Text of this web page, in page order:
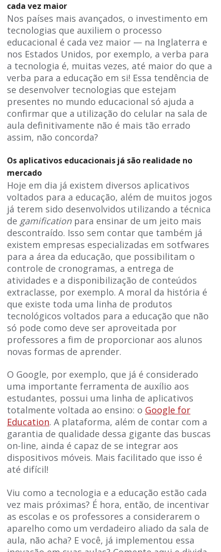
cada vez maior
Nos países mais avançados, o investimento em
tecnologias que auxiliem o processo
educacional é cada vez maior — na Inglaterra e
nos Estados Unidos, por exemplo, a verba para
a tecnologia é, muitas vezes, até maior do que a
verba para a educação em si! Essa tendência de
se desenvolver tecnologias que estejam
presentes no mundo educacional só ajuda a
confirmar que a utilização do celular na sala de
aula definitivamente não é mais tão errado
assim, não concorda?
Os aplicativos educacionais já são realidade no
mercado
Hoje em dia já existem diversos aplicativos
voltados para a educação, além de muitos jogos
já terem sido desenvolvidos utilizando a técnica
de gamificationpara ensinar de um jeito mais
descontraído. Isso sem contar que também já
existem empresas especializadas em sotfwares
para a área da educação, que possibilitam o
controle de cronogramas, a entrega de
atividades e a disponibilização de conteúdos
extraclasse, por exemplo. A moral da história é
que existe toda uma linha de produtos
tecnológicos voltados para a educação que não
só pode como deve ser aproveitada por
professores a fim de proporcionar aos alunos
novas formas de aprender.
O Google, por exemplo, que já é considerado
uma importante ferramenta de auxílio aos
estudantes, possui uma linha de aplicativos
totalmente voltada ao ensino: o Google for
Education. A plataforma, além de contar com a
garantia de qualidade dessa gigante das buscas
on-line, ainda é capaz de se integrar aos
dispositivos móveis. Mais facilitado que isso é
até difícil!
Viu como a tecnologia e a educação estão cada
vez mais próximas? É hora, então, de incentivar
as escolas e os professores a considerarem o
aparelho como um verdadeiro aliado da sala de
aula, não acha? E você, já implementou essa